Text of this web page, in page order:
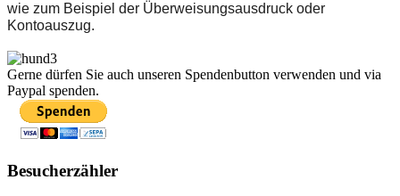
wie zum Beispiel der Überweisungsausdruck oder
Kontoauszug.
Gerne dürfen Sie auch unseren Spendenbutton verwenden und via
Paypal spenden.
Besucherzähler